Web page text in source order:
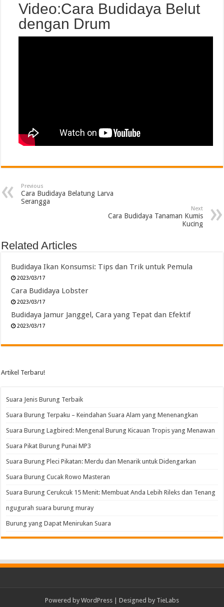
Video:Cara Budidaya Belut
dengan Drum
Previous
Cara Budidaya Belatung Larva
Serangga
Next
Cara Budidaya Tanaman Kumis
Kucing
Related Articles
Budidaya Ikan Konsumsi: Tips dan Trik untuk Pemula
2023/03/17
Cara Budidaya Lobster
2023/03/17
Budidaya Jamur Janggel, Cara yang Tepat dan Efektif
2023/03/17
Artikel Terbaru!
Suara Jenis Burung Terbaik
Suara Burung Terpaku – Keindahan Suara Alam yang Menenangkan
Suara Burung Lagbired: Mengenal Burung Kicauan Tropis yang Menawan
Suara Pikat Burung Punai MP3
Suara Burung Pleci Pikatan: Merdu dan Menarik untuk Didengarkan
Suara Burung Cucak Rowo Masteran
Suara Burung Cerukcuk 15 Menit: Membuat Anda Lebih Rileks dan Tenang
ngugurah suara burung muray
Burung yang Dapat Menirukan Suara
Powered by WordPress | Designed by TieLabs